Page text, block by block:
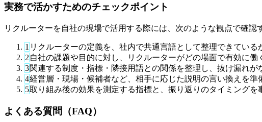
実務で活かすためのチェックポイント
リクルーターを自社の現場で活用する際には、次のような観点で確認
1 リクルーターの定義を、社内で共通言語として整理できている
2 自社の課題や目的に対し、リクルーターがどの場面で有効に働
3関連する制度・指標・隣接用語との関係を整理し、抜け漏れが
4経営層・現場・候補者など、相手に応じた説明の言い換えを準
5取り組み後の効果を測定する指標と、振り返りのタイミングを
よくある質問（FAQ）